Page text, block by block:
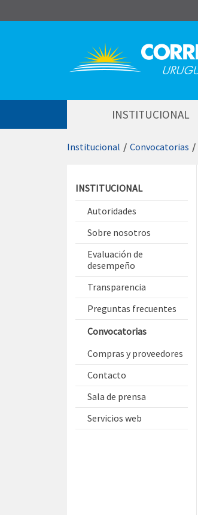
INSTITUCIONAL
Institucional / Convocatorias /
INSTITUCIONAL
Autoridades
Sobre nosotros
Evaluación de
desempeño
Transparencia
Preguntas frecuentes
Convocatorias
Compras y proveedores
Contacto
Sala de prensa
Servicios web